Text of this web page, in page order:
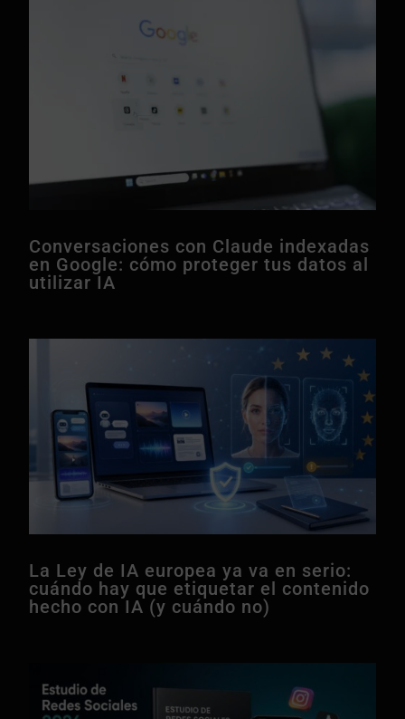
Conversaciones con Claude indexadas
en Google: cómo proteger tus datos al
utilizar IA
La Ley de IA europea ya va en serio:
cuándo hay que etiquetar el contenido
hecho con IA (y cuándo no)